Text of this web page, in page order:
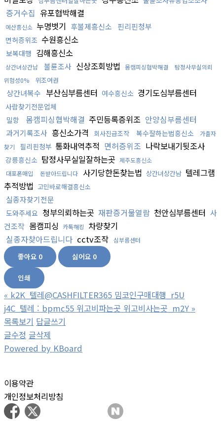
증거수집 유포협박해결
예산흥신소 누명벗기 후불제흥신소 핀리핀청부
면허증위조 수원흥신소
보복대행 김해흥신소
상간녀상간남 불륜조사 신상조회방법 몸캠피싱협박해결
탐정사무실의뢰
위험성0%
위조여권
상간녀복수 부산심부름센터 여수흥신소 경기도심부름센터
사람찾기전문업체
밀항
몸캠피싱협박해결 주민등록증위조 안양심부름센터
과거기록조사 흥신소가격 회사진급조작 복수잘하는법흥신소
가출자
찾기
필리핀청부 통화내역추적 면허증위조 나락보내기뒷조사
강릉흥신소 탐정사무실일잘하는곳 제주도흥신소
대포폰매입
돈받아드립니다 사기당한돈찾는법 상간녀상간남 텔레그램
추적방법 고민바로해결흥신소
실종자찾기전문
도와주세요 청부의뢰하는곳 재판증거물열람 천안심부름센터 사
건조작 몸캠피싱 카톡해킹
차량찾기
실종자찾아드립니다 cctv조작 심부름센터
좋아요 0 싫어요 0
인쇄
« k2K_텔레@CASHFILTER365 밈코인구매대행_r5U
j4C_텔레 : bpmc55 위고비파는곳 위고비사는곳_m2Y »
목록보기 답글쓰기
글수정 글삭제
Powered by KBoard
이용약관
개인정보처리방침